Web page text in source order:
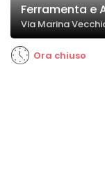
Ferramenta e
Via Marina
Ora chiuso